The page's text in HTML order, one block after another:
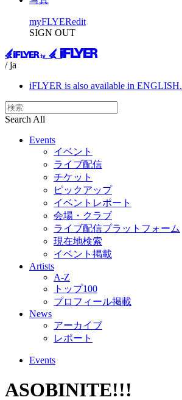
myFLYERedit
SIGN OUT
/ ja
iFLYER is also available in ENGLISH.
Search All
Events
イベント
ライブ配信
チケット
ピックアップ
イベントレポート
会場・クラブ
ライブ配信プラットフォーム
現在地検索
イベント掲載
Artists
A-Z
トップ100
プロフィール掲載
News
アーカイブ
レポート
Events
ASOBINITE!!!